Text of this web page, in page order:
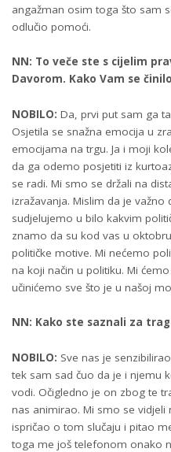
angažman osim toga što sam
odlučio pomoći.
NN: To veče ste s cijelim
Davorom. Kako Vam se
NOBILO: Da, prvi put sam ga
Osjetila se snažna emocija u
emocijama na trgu. Ja i moji
da ga odemo posjetiti iz
se radi. Mi smo se držali na
izražavanja. Mislim da je
sudjelujemo u bilo kakvim
znamo da su kod vas u
političke motive. Mi nećemo
na koji način u politiku. Mi
učinićemo sve što je u našoj
NN: Kako ste saznali za
NOBILO: Sve nas je
tek sam sad čuo da je i njemu
vodi. Očigledno je on zbog te
nas animirao. Mi smo se vidjeli
ispričao o tom slučaju i pitao
toga me još telefonom onako